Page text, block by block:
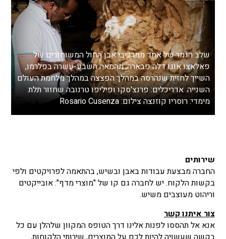
שלב הגמר של אחד ממרכיבי אבן החול המשוחזרים של
פאלאצו אוגו דלה פבארה, מהמאה השבע-עשרה בפלרמו,
השייך לחזית שנהרסה במהלך הפצצה במהלך מלחמת העולם
השנייה. אדריכלים: פרנצ'סקו ופיליפו טרנובה שחזור תלת
מימדי: רוסריו קוזנצה צילום: Rosario Cusenza
שירותים
החברה מבצעת עבודות באבן ובשיש, בהתאמה לפרויקטים ולפי
בקשות הלקוח. יש לחברה גם קו של "מוצרי מדף": אובייקטים
וריהוט מעוצבים משיש.
צור איתנו קשר
אנא אל תהססו לפנות אלינו דרך הטופס המקוון שלהלן עם כל